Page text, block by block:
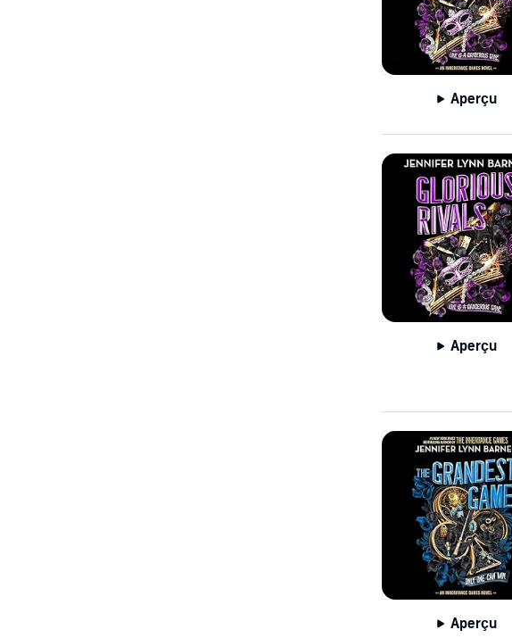
Aperçu
Aperçu
Aperçu